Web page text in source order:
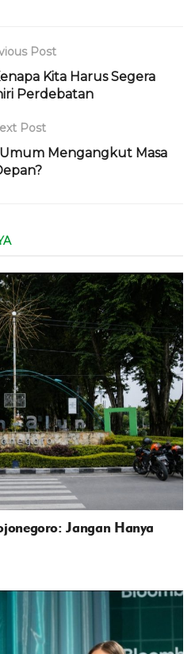
Post
Kita Harus Segera
Perdebatan
Post
Mengangkut Masa
Jangan Hanya